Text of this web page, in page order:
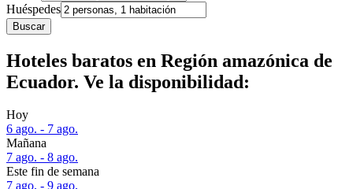
Huéspedes
Buscar
Hoteles baratos en Región amazónica de
Ecuador. Ve la disponibilidad:
Hoy
6 ago. - 7 ago.
Mañana
7 ago. - 8 ago.
Este fin de semana
7 ago. - 9 ago.